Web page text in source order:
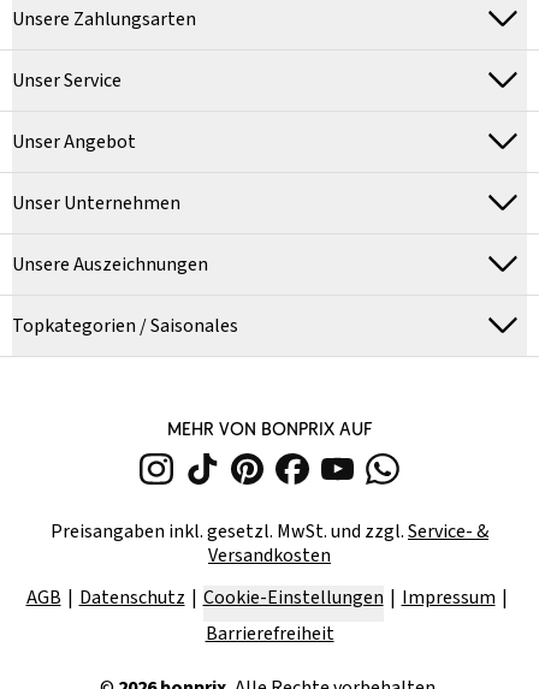
Unsere Zahlungsarten
Unser Service
Unser Angebot
Unser Unternehmen
Unsere Auszeichnungen
Topkategorien / Saisonales
MEHR VON BONPRIX AUF
Preisangaben inkl. gesetzl. MwSt. und zzgl.Service- &
Versandkosten
AGB
Datenschutz Cookie-Einstellungen
Impressum
Barrierefreiheit